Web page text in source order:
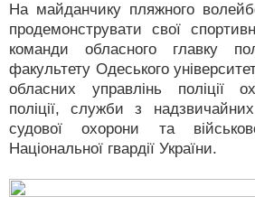
На майданчику пляжного
продемонструвати свої
команди обласного главку
факультету Одеського
обласних управлінь поліції
поліції, служби з
судової охорони та військової частини 3056
Національної гвардії України.